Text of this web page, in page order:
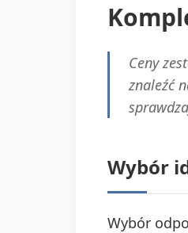
Ceny
znaleźć
Wybór
Wybór